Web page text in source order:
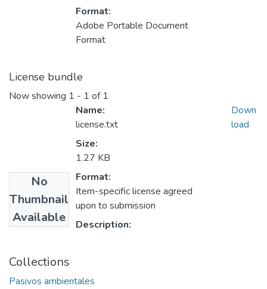
Format:
Adobe Portable Document
Format
License bundle
Now showing 1 - 1 of 1
No
Thumbnail
Available
Name:
license.txt
Size:
1.27 KB
Format:
Item-specific license agreed
upon to submission
Description:
Down
load
Collections
Pasivos ambientales